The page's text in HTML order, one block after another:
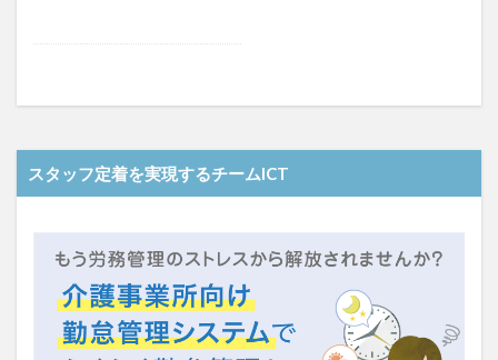
スタッフ定着を実現するチームICT
勤務表
勤怠管理 千の風・河内
厚生労働省
改善
新年度 介護ICT
聖ヨゼフ寮
職場環境の変革
肌荒れ
自己肯定感
芳賀沙織
茨城県大子町
行動心理学
補助金
見守り
計測データ共有システム
組織作り
訪問介護